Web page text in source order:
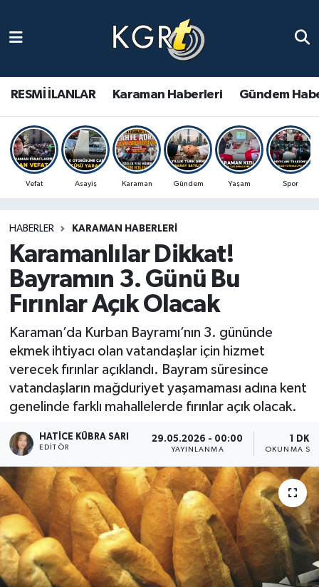
RESMİ İLANLAR Karaman Haberleri Gündem
Vefat Asayiş Karaman Gündem Yaşam Spor
HABERLER KARAMAN HABERLERI
Karamanlılar Dikkat!
Bayramın 3. Günü Bu
Fırınlar Açık Olacak
Karaman’da Kurban Bayramı’nın 3. gününde
ekmek ihtiyacı olan vatandaşlar için hizmet
verecek fırınlar açıklandı. Bayram süresince
vatandaşların mağduriyet yaşamaması adına kent
genelinde farklı mahallelerde fırınlar açık olacak.
HATICE KÜBRA SARI
EDITÖR
29.05.2026 - 00:00
YAYINLANMA
1 DK
OKUNMA
Gündem Haberleri
Güncel Haberler
Spor Haberleri
Ulusal Haberler
Vefat Edenler